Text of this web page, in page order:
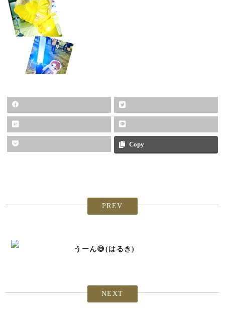
Copy
PREV
うーん😅(はるき)
NEXT